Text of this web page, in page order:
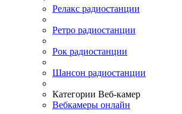
Релакс радиостанции
Ретро радиостанции
Рок радиостанции
Шансон радиостанции
Категории Веб-камер
Вебкамеры онлайн